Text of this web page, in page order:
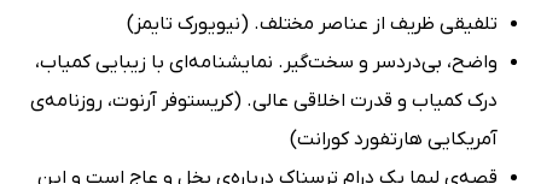
تلفیقی ظریف از عناصر مختلف. (نیویورک تایمز)
واضح، بی‌دردسر و سخت‌گیر. نمایشنامه‌ای با زیبایی کمیاب،
درک کمیاب و قدرت اخلاقی عالی. (کریستوفر آرنوت، روزنامه‌ی
آمریکایی هارتفورد کورانت)
قصه‌ی لیما یک درام ترسناک درباره‌ی بخل و عاج است و این